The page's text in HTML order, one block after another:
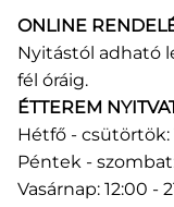
ONLINE
Nyitástól adható
fél óráig.
ÉTTEREM
Hétfő - csütörtök:
Péntek - szombat:
Vasárnap: 12:00 -